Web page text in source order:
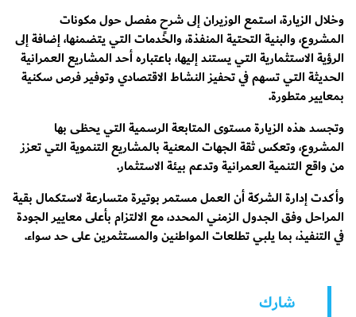
وخلال الزيارة، استمع الوزيران إلى شرحٍ مفصل حول مكونات
المشروع، والبنية التحتية المنفذة، والخدمات التي يتضمنها، إضافة إلى
الرؤية الاستثمارية التي يستند إليها، باعتباره أحد المشاريع العمرانية
الحديثة التي تسهم في تحفيز النشاط الاقتصادي وتوفير فرص سكنية
بمعايير متطورة.
وتجسد هذه الزيارة مستوى المتابعة الرسمية التي يحظى بها
المشروع، وتعكس ثقة الجهات المعنية بالمشاريع التنموية التي تعزز
من واقع التنمية العمرانية وتدعم بيئة الاستثمار.
وأكدت إدارة الشركة أن العمل مستمر بوتيرة متسارعة لاستكمال بقية
المراحل وفق الجدول الزمني المحدد، مع الالتزام بأعلى معايير الجودة
في التنفيذ، بما يلبي تطلعات المواطنين والمستثمرين على حد سواء.
شارك